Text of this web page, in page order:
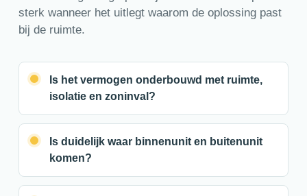
sterk wanneer het uitlegt waarom de oplossing past
bij de ruimte.
Is het vermogen onderbouwd met ruimte,
isolatie en zoninval?
Is duidelijk waar binnenunit en buitenunit
komen?